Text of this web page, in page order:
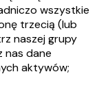
wszystkie
trzecią (lub
naszej grupy
nas dane
aktywów;